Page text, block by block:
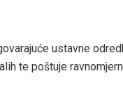
ustavne
te poštuje